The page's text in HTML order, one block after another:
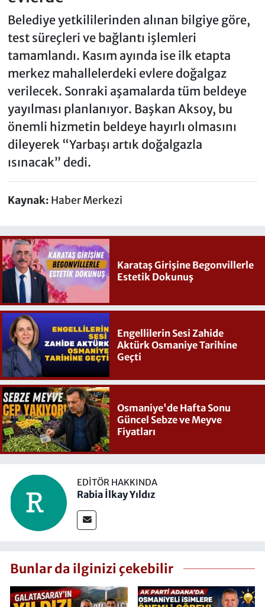
Belediye yetkililerinden alınan bilgiye göre,
test süreçleri ve bağlantı işlemleri
tamamlandı. Kasım ayında ise ilk etapta
merkez mahallelerdeki evlere doğalgaz
verilecek. Sonraki aşamalarda tüm beldeye
yayılması planlanıyor. Başkan Aksoy, bu
önemli hizmetin beldeye hayırlı olmasını
dileyerek “Yarbaşı artık doğalgazla
ısınacak” dedi.
Kaynak: Haber Merkezi
Karataş Girişine Begonvillerle
Estetik Dokunuş
Engellilerin Sesi Zahide
Aktürk Osmaniye Tarihine
Geçti
Osmaniye'de Hafta Sonu
Güncel Sebze ve Meyve
Fiyatları
EDITÖR HAKKINDA
Rabia İlkay Yıldız
Bunlar da ilginizi çekebilir